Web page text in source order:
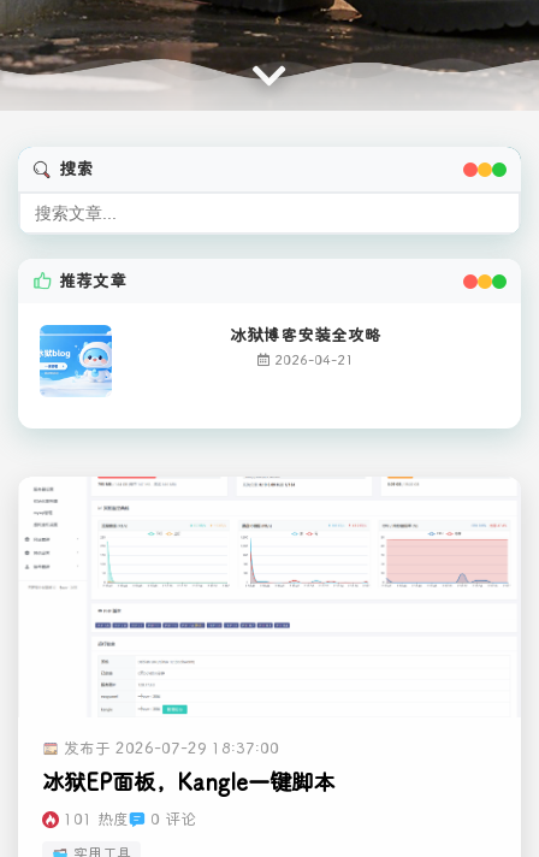
搜索
推荐文章
冰狱博客安装全攻略
2026-04-21
发布于 2026-07-29 18:37:00
冰狱EP面板，Kangle一键脚本
101 热度 0 评论